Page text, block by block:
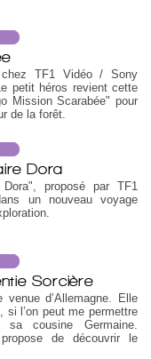
TF1 Vidéo / Sony
petit héros revient cette
Mission Scarabée" pour
de la forêt.
Dora
proposé par TF1
un nouveau voyage
Sorcière
d’Allemagne. Elle
si l’on peut me permettre
cousine Germaine.
de découvrir le